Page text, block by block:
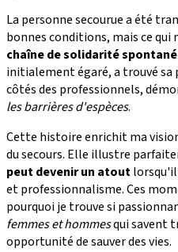
La personne secourue a été
bonnes conditions, mais ce qui
chaîne de solidarité
initialement égaré, a trouvé
côtés des professionnels,
les barrières d'espèces.
Cette histoire enrichit ma
du secours. Elle illustre
peut devenir un atout
et professionnalisme. Ces
pourquoi je trouve si
femmes et hommesqui savent
opportunité de sauver des vies.